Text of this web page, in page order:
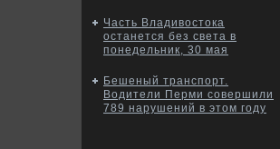
Часть Владивостока
останется без света в
понедельник, 30 мая
Бешеный транспорт.
Водители Перми совершили
789 нарушений в этом году